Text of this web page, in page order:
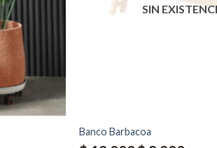
SIN
Banco Barbacoa
El